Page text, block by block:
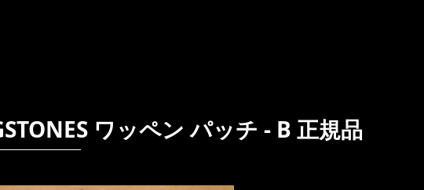
ワッペン パッチ - B 正規品